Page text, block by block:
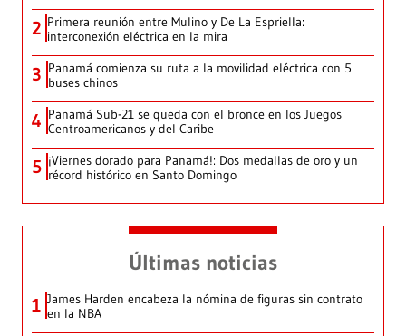
2 Primera reunión entre Mulino y De La Espriella:
interconexión eléctrica en la mira
3 Panamá comienza su ruta a la movilidad eléctrica con 5
buses chinos
4 Panamá Sub-21 se queda con el bronce en los Juegos
Centroamericanos y del Caribe
5 ¡Viernes dorado para Panamá!: Dos medallas de oro y un
récord histórico en Santo Domingo
Últimas noticias
1 James Harden encabeza la nómina de figuras sin contrato
en la NBA